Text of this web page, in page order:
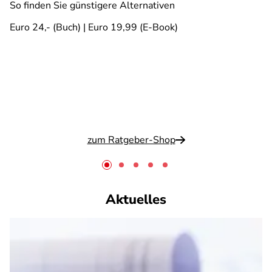
So finden Sie günstigere Alternativen
Euro 24,- (Buch) | Euro 19,99 (E-Book)
zum Ratgeber-Shop
Aktuelles